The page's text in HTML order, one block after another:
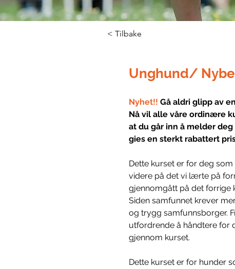
< Tilbake
Unghund/
Nyhet!! Gå aldri glipp av
Nå vil alle våre ordinære
at du går inn å melder
gies en sterkt rabattert
Dette kurset er for deg
videre på det vi lærte på
gjennomgått på det forrige
Siden samfunnet krever
og trygg samfunnsborger.
utfordrende å håndtere for
gjennom kurset.
Dette kurset er for hunder